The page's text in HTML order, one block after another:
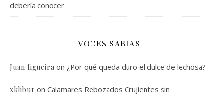
debería conocer
VOCES SABIAS
Juan figueira on ¿Por qué queda duro el dulce de lechosa?
xklibur on Calamares Rebozados Crujientes sin